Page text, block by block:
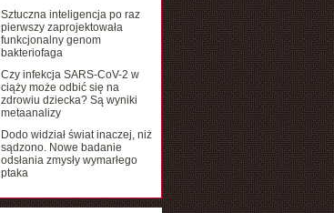
Sztuczna inteligencja po raz
pierwszy zaprojektowała
funkcjonalny genom
bakteriofaga
Czy infekcja SARS-CoV-2 w
ciąży może odbić się na
zdrowiu dziecka? Są wyniki
metaanalizy
Dodo widział świat inaczej, niż
sądzono. Nowe badanie
odsłania zmysły wymarłego
ptaka